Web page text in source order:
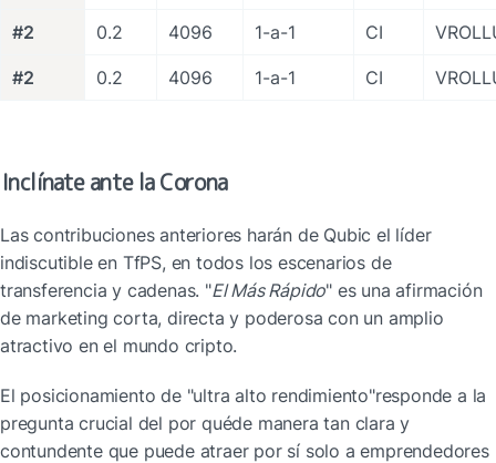
#2 0.2 4096 1-a-1 CI
#2 0.2 4096 1-a-1 CI
Inclínate ante la Corona
Las contribuciones anteriores harán de Qubic el líder
indiscutible en TfPS, en todos los escenarios de
transferencia y cadenas. "El Más Rápido" es una afirmación
de marketing corta, directa y poderosa con un amplio
atractivo en el mundo cripto.
El posicionamiento de "ultra alto rendimiento"responde a la
pregunta crucial del por quéde manera tan clara y
contundente que puede atraer por sí solo a emprendedores